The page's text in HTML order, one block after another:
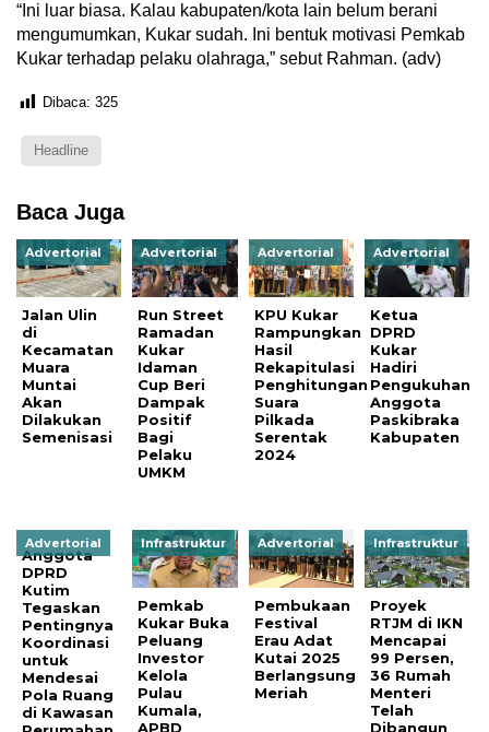
“Ini luar biasa. Kalau kabupaten/kota lain belum berani
mengumumkan, Kukar sudah. Ini bentuk motivasi Pemkab
Kukar terhadap pelaku olahraga,” sebut Rahman. (adv)
Dibaca: 325
Headline
Baca Juga
Advertorial
Jalan Ulin
di
Kecamatan
Muara
Muntai
Akan
Dilakukan
Semenisasi
Advertorial
Run Street
Ramadan
Kukar
Idaman
Cup Beri
Dampak
Positif
Bagi
Pelaku
UMKM
Advertorial
KPU Kukar
Rampungkan
Hasil
Rekapitulasi
Penghitungan
Suara
Pilkada
Serentak
2024
Advertorial
Ketua
DPRD
Kukar
Hadiri
Pengukuhan
Anggota
Paskibraka
Kabupaten
Advertorial
Anggota
DPRD
Kutim
Tegaskan
Pentingnya
Koordinasi
untuk
Mendesai
Pola Ruang
di Kawasan
Infrastruktur
Pemkab
Kukar Buka
Peluang
Investor
Kelola
Pulau
Kumala,
APBD
Advertorial
Pembukaan
Festival
Erau Adat
Kutai 2025
Berlangsung
Meriah
Infrastruktur
Proyek
RTJM di IKN
Mencapai
99 Persen,
36 Rumah
Menteri
Telah
Dibangun